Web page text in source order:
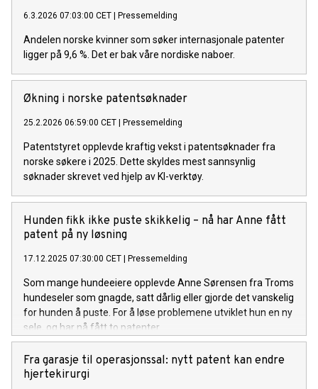
6.3.2026 07:03:00 CET | Pressemelding
Andelen norske kvinner som søker internasjonale patenter
ligger på 9,6 %. Det er bak våre nordiske naboer.
Økning i norske patentsøknader
25.2.2026 06:59:00 CET | Pressemelding
Patentstyret opplevde kraftig vekst i patentsøknader fra
norske søkere i 2025. Dette skyldes mest sannsynlig
søknader skrevet ved hjelp av KI-verktøy.
Hunden fikk ikke puste skikkelig – nå har Anne fått
patent på ny løsning
17.12.2025 07:30:00 CET | Pressemelding
Som mange hundeeiere opplevde Anne Sørensen fra Troms
hundeseler som gnagde, satt dårlig eller gjorde det vanskelig
for hunden å puste. For å løse problemene utviklet hun en ny
sele, og har nå fått to patenter.
Fra garasje til operasjonssal: nytt patent kan endre
hjertekirurgi